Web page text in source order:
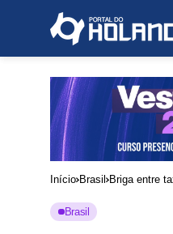
Início Brasil Briga entre
Brasil